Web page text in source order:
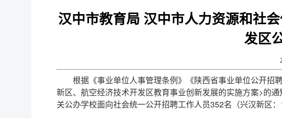
汉中市教育局 汉中市人力资源和社
发区
根据《事业单位人事管理条例》《陕西省事业单位公开招
新区、航空经济技术开发区教育事业创新发展的实施方案>的
关公办学校面向社会统一公开招聘工作人员352名（兴汉新区